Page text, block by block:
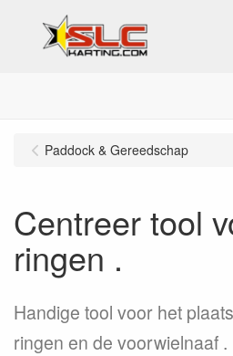
Paddock & Gereedschap
Centreer tool
ringen .
Handige tool voor het
ringen en de voorwielnaaf .